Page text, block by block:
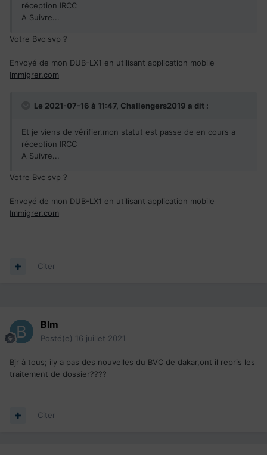
réception IRCC
A Suivre...
Votre Bvc svp ?
Envoyé de mon DUB-LX1 en utilisant application mobile
Immigrer.com
Le 2021-07-16 à 11:47, Challengers2019 a dit :
Et je viens de vérifier,mon statut est passe de en cours a
réception IRCC
A Suivre...
Votre Bvc svp ?
Envoyé de mon DUB-LX1 en utilisant application mobile
Immigrer.com
Citer
Blm
Posté(e) 16 juillet 2021
Bjr à tous; ily a pas des nouvelles du BVC de dakar,ont il repris les
traitement de dossier????
Citer